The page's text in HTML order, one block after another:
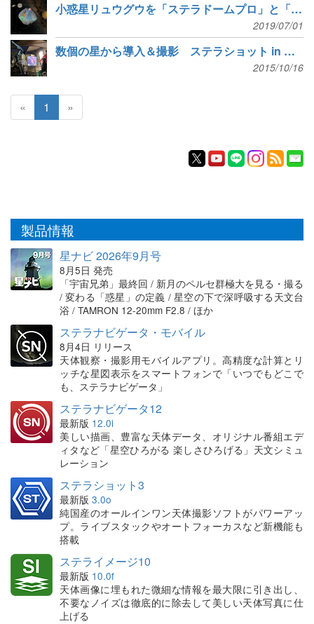
小惑星リュウグウを「ステラドームプロ」と「ステラナビゲータ11」で3D表示
2019/07/01
数個の星から導入＆撮影 ステラショット in 星の村スターライトフェスティバル
2015/10/16
« 1 »
製品情報
星ナビ 2026年9月号
8月5日 発売
「宇宙兄弟」最終回 / 新月のペルセ群極大を見る・撮る
/ 変わる「惑星」の定義 / 星空の下で深呼吸する天文台
浴 / TAMRON 12-20mm F2.8 / ほか
ステラナビゲータ・モバイル
8月4日 リリース
天体観察・撮影用モバイルアプリ。高精度な計算とリ
ッチな星図表示をスマートフォンで「いつでもどこで
も、ステラナビゲータ」
ステラナビゲータ12
最新版 12.0i
美しい描画、豊富な天体データ、オリジナル番組エデ
ィタなど「星空ひろがる 楽しさひろげる」天文シミュ
レーション
ステラショット3
最新版 3.0o
純国産のオールインワン天体撮影ソフトがパワーアッ
プ。ライブスタックやオートフォーカスなど新機能も
搭載
ステライメージ10
最新版 10.0f
天体画像に埋もれた微細な情報を最大限に引き出し、
不要なノイズは徹底的に除去して美しい天体写真に仕
上げる